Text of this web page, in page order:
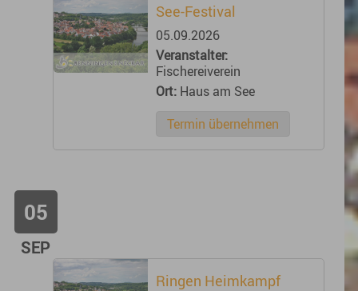
See-Festival
05.09.2026
Veranstalter:
Fischereiverein
Ort: Haus am See
Termin übernehmen
05
SEP
Ringen Heimkampf